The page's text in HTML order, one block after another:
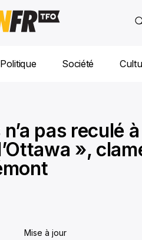
Politique Société
pas reculé à
»,
Mise à jour